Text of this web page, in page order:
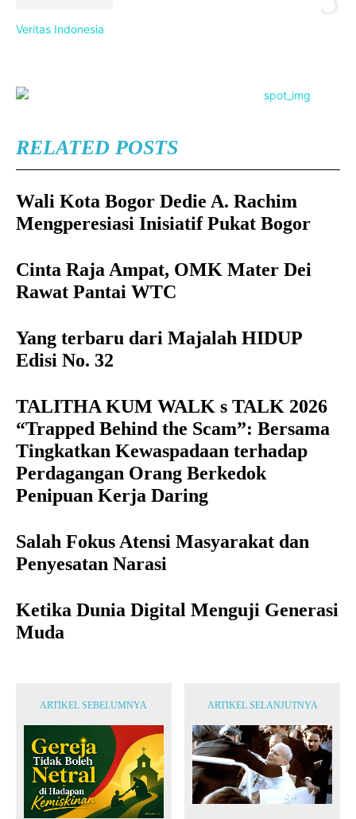
Veritas Indonesia
RELATED POSTS
Wali Kota Bogor Dedie A. Rachim
Mengperesiasi Inisiatif Pukat Bogor
Cinta Raja Ampat, OMK Mater Dei
Rawat Pantai WTC
Yang terbaru dari Majalah HIDUP
Edisi No. 32
TALITHA KUM WALK s TALK 2026
“Trapped Behind the Scam”: Bersama
Tingkatkan Kewaspadaan terhadap
Perdagangan Orang Berkedok
Penipuan Kerja Daring
Salah Fokus Atensi Masyarakat dan
Penyesatan Narasi
Ketika Dunia Digital Menguji Generasi
Muda
ARTIKEL SEBELUMNYA ARTIKEL SELANJUTNYA